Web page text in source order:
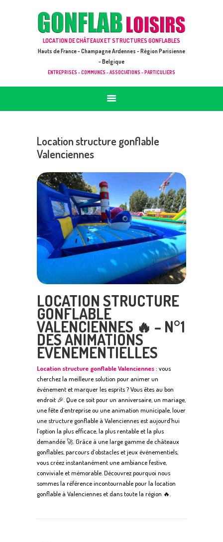
LOCATION DE CHÂTEAUX ET STRUCTURES GONFLABLES
Hauts de France - Champagne Ardennes - Région Parisienne
- Belgique
ENTREPRISES - COMMUNES - ASSOCIATIONS - PARTICULIERS
GONFLAB LOISIRS
ACCUEIL
JEUX À LOUER & PRESTATIONS
CATALOGUE / TARIF
DEMANDE DE DEVIS (SOUS 24H)
Location structure gonflable
Valenciennes
LOCATION STRUCTURE
GONFLABLE
VALENCIENNES 🔥 – N°1
DES ANIMATIONS
ÉVÉNEMENTIELLES
Location structure gonflable Valenciennes: vous
cherchez la meilleure solution pour animer un
événement et marquer les esprits ? Vous êtes au bon
endroit 🎉. Que ce soit pour un anniversaire, un mariage,
une fête d’entreprise ou une animation municipale, louer
une structure gonflable à Valenciennes est aujourd’hui
l’option la plus efficace, la plus rentable et la plus
demandée 🚀. Grâce à une large gamme de châteaux
gonflables, parcours d’obstacles et jeux événementiels,
vous créez instantanément une ambiance festive,
conviviale et mémorable. Découvrez pourquoi nous
sommes la référence incontournable pour la location
gonflable à Valenciennes et dans toute la région 🔥.